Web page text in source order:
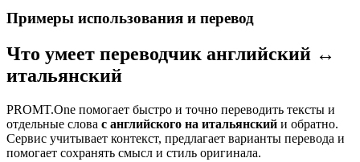
Примеры использования и перевод
Что умеет переводчик английский ↔
итальянский
PROMT.One помогает быстро и точно переводить тексты и
отдельные слова с английского на итальянский и обратно.
Сервис учитывает контекст, предлагает варианты перевода и
помогает сохранять смысл и стиль оригинала.